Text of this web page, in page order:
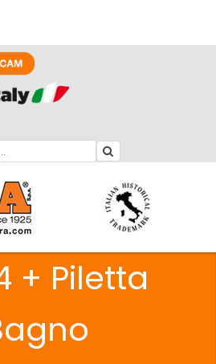
+ Piletta